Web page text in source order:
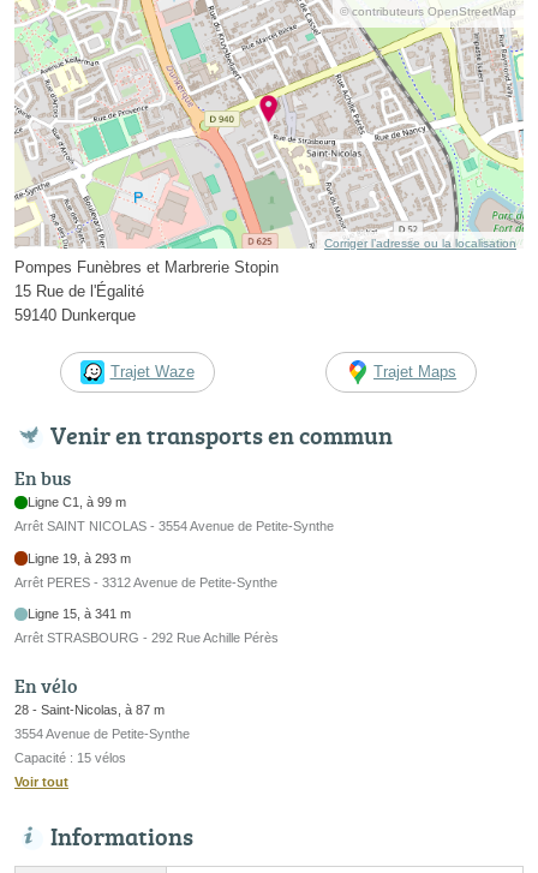
© contributeurs OpenStreetMap
Corriger l’adresse ou la localisation
Pompes Funèbres et Marbrerie Stopin
15 Rue de l'Égalité
59140 Dunkerque
Trajet Waze Trajet Maps
Venir en transports en commun
En bus
Ligne C1, à 99 m
Arrêt SAINT NICOLAS - 3554 Avenue de Petite-Synthe
Ligne 19, à 293 m
Arrêt PERES - 3312 Avenue de Petite-Synthe
Ligne 15, à 341 m
Arrêt STRASBOURG - 292 Rue Achille Pérès
En vélo
28 - Saint-Nicolas, à 87 m
3554 Avenue de Petite-Synthe
Capacité : 15 vélos
Voir tout
Informations